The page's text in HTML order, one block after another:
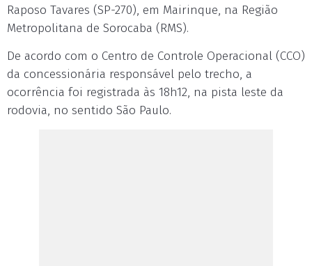
Raposo Tavares (SP-270), em Mairinque, na Região
Metropolitana de Sorocaba (RMS).
De acordo com o Centro de Controle Operacional (CCO)
da concessionária responsável pelo trecho, a
ocorrência foi registrada às 18h12, na pista leste da
rodovia, no sentido São Paulo.